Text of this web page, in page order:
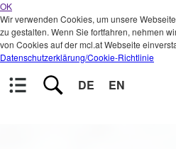
OK
Wir verwenden Cookies, um unsere
zu gestalten. Wenn Sie fortfahren, nehmen
von Cookies auf der mcl.at Webseite
Datenschutzerklärung/Cookie-Richtlinie
DE EN